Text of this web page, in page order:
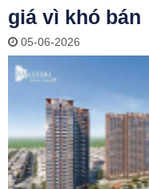
giá vì khó bán
05-06-2026